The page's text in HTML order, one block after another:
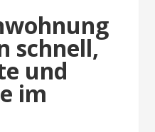
schnell,
und
im